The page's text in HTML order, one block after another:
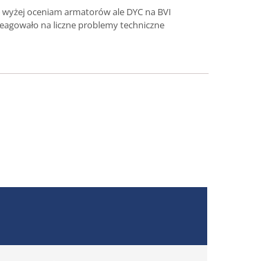
oceniam armatorów ale DYC na BVI
na liczne problemy techniczne